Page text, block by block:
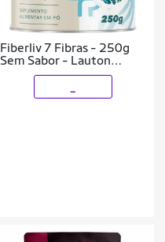
Fiberliv 7 Fibras - 250g
Sem Sabor - Lauton
Nutrition